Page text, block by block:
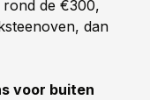
de €300,
dan
voor buiten